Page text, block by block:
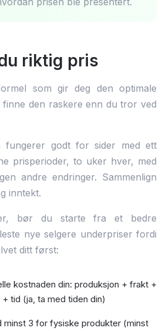
riktig pris
som gir deg den optimale
den raskere enn du tror ved
fungerer godt for sider med ett
prisperioder, to uker hver, med
andre endringer. Sammenlign
inntekt.
bør du starte fra et bedre
nye selgere underpriser fordi
ditt først:
kostnaden din: produksjon + frakt +
tid (ja, ta med tiden din)
minst 3 for fysiske produkter (minst